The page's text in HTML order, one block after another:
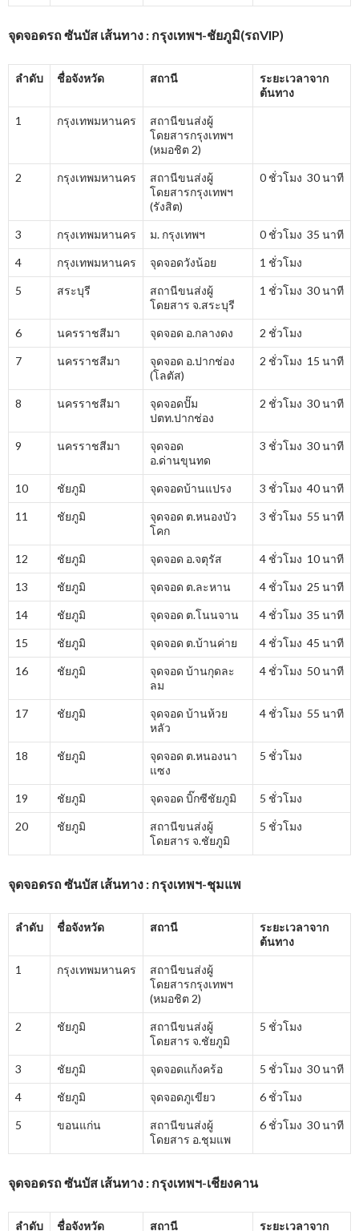
จุดจอดรถ ซันบัส เส้นทาง : กรุงเทพฯ-ชัยภูมิ(รถVIP)
ลำดับ ชื่อจังหวัด สถานี
ระยะเวลาจาก
ต้นทาง
1 กรุงเทพมหานคร
สถานีขนส่งผู้
โดยสารกรุงเทพฯ
(หมอชิต 2)
2 กรุงเทพมหานคร
สถานีขนส่งผู้
โดยสารกรุงเทพฯ
(รังสิต)
0 ชั่วโมง 30 นาที
3 กรุงเทพมหานคร ม. กรุงเทพฯ 0 ชั่วโมง 35 นาที
4 กรุงเทพมหานคร จุดจอดวังน้อย 1 ชั่วโมง
5 สระบุรี
สถานีขนส่งผู้
โดยสาร จ.สระบุรี
1 ชั่วโมง 30 นาที
6 นครราชสีมา จุดจอด อ.กลางดง 2 ชั่วโมง
7 นครราชสีมา
จุดจอด อ.ปากช่อง
(โลตัส)
2 ชั่วโมง 15 นาที
8 นครราชสีมา
จุดจอดปั๊ม
ปตท.ปากช่อง
2 ชั่วโมง 30 นาที
9 นครราชสีมา
จุดจอด
อ.ด่านขุนทด
3 ชั่วโมง 30 นาที
10 ชัยภูมิ จุดจอดบ้านแปรง 3 ชั่วโมง 40 นาที
11 ชัยภูมิ
จุดจอด ต.หนองบัว
โคก
3 ชั่วโมง 55 นาที
12 ชัยภูมิ จุดจอด อ.จตุรัส 4 ชั่วโมง 10 นาที
13 ชัยภูมิ จุดจอด ต.ละหาน 4 ชั่วโมง 25 นาที
14 ชัยภูมิ จุดจอด ต.โนนจาน 4 ชั่วโมง 35 นาที
15 ชัยภูมิ จุดจอด ต.บ้านค่าย 4 ชั่วโมง 45 นาที
16 ชัยภูมิ
จุดจอด บ้านกุดละ
ลม
4 ชั่วโมง 50 นาที
17 ชัยภูมิ
จุดจอด บ้านห้วย
หลัว
4 ชั่วโมง 55 นาที
18 ชัยภูมิ
จุดจอด ต.หนองนา
แซง
5 ชั่วโมง
19 ชัยภูมิ จุดจอด บิ๊กซีชัยภูมิ 5 ชั่วโมง
20 ชัยภูมิ
สถานีขนส่งผู้
โดยสาร จ.ชัยภูมิ
5 ชั่วโมง
จุดจอดรถ ซันบัส เส้นทาง : กรุงเทพฯ-ชุมแพ
ลำดับ ชื่อจังหวัด สถานี
ระยะเวลาจาก
ต้นทาง
1 กรุงเทพมหานคร
สถานีขนส่งผู้
โดยสารกรุงเทพฯ
(หมอชิต 2)
2 ชัยภูมิ
สถานีขนส่งผู้
โดยสาร จ.ชัยภูมิ
5 ชั่วโมง
3 ชัยภูมิ จุดจอดแก้งคร้อ 5 ชั่วโมง 30 นาที
4 ชัยภูมิ จุดจอดภูเขียว 6 ชั่วโมง
5 ขอนแก่น
สถานีขนส่งผู้
โดยสาร อ.ชุมแพ
6 ชั่วโมง 30 นาที
จุดจอดรถ ซันบัส เส้นทาง : กรุงเทพฯ-เชียงคาน
ลำดับ ชื่อจังหวัด สถานี ระยะเวลาจาก